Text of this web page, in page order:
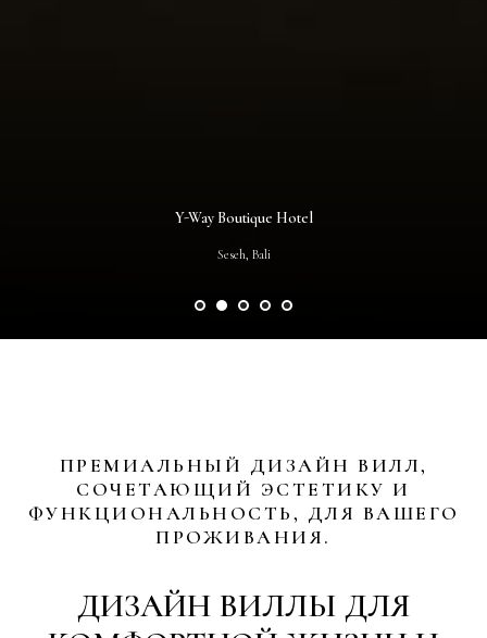
Y-Way Boutique Hotel
Seseh, Bali
ПРЕМИАЛЬНЫЙ ДИЗАЙН ВИЛЛ,
СОЧЕТАЮЩИЙ ЭСТЕТИКУ И
ФУНКЦИОНАЛЬНОСТЬ, ДЛЯ ВАШЕГО
ПРОЖИВАНИЯ.
ДИЗАЙН ВИЛЛЫ ДЛЯ